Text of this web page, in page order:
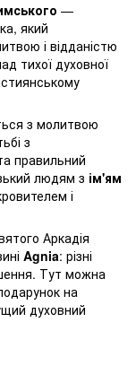
—
який
і відданістю
тихої духовної
з молитвою
з
правильний
людям з ім'ям
і
Аркадія
Agnia: різні
Тут можна
на
духовний